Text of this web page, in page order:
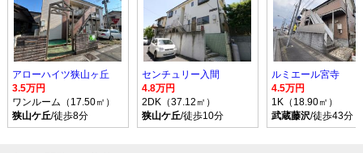
アローハイツ狭山ヶ丘
3.5万円
ワンルーム（17.50㎡）
狭山ケ丘/徒歩8分
センチュリー入間
4.8万円
2DK（37.12㎡）
狭山ケ丘/徒歩10分
ルミエール宮寺
4.5万円
1K（18.90㎡）
武蔵藤沢/徒歩43分